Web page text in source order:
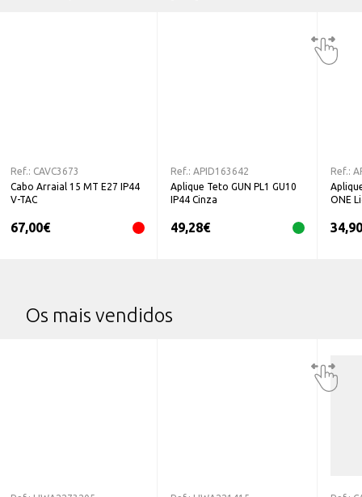
Ref.: CAVC3673
Cabo Arraial 15 MT E27 IP44
V-TAC
67,00€
Ref.: APID163642
Aplique Teto GUN PL1 GU10
IP44 Cinza
49,28€
Ref.:
ONE
34,90
Os mais vendidos